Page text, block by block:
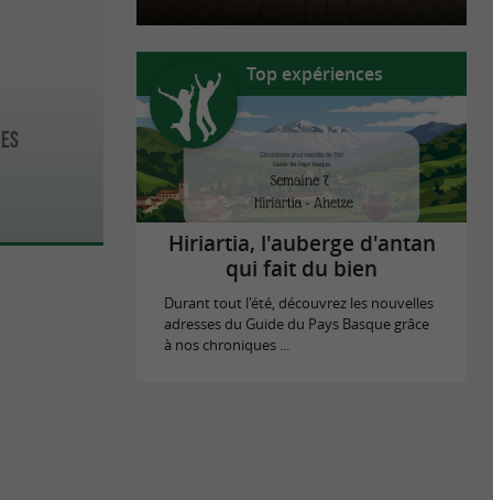
Top expériences
Hiriartia, l'auberge d'antan
qui fait du bien
Durant tout l'été, découvrez les nouvelles
adresses du Guide du Pays Basque grâce
à nos chroniques ...